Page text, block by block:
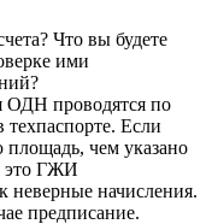
Что вы будете
ими
ОДН проводятся по
Если
чем указано
это ГЖИ
неверные начисления.
предписание.